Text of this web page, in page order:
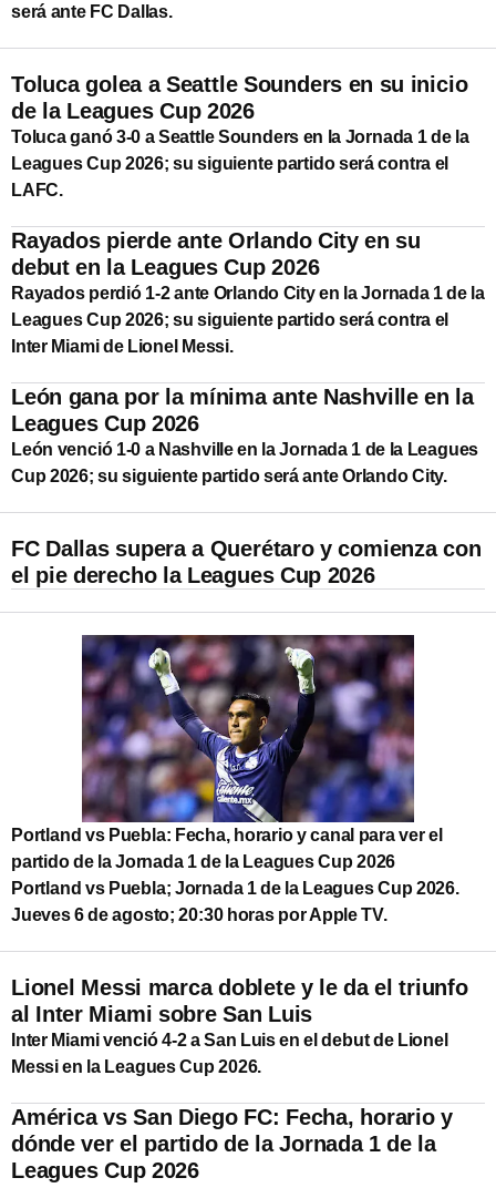
será ante FC Dallas.
Toluca golea a Seattle Sounders en su inicio
de la Leagues Cup 2026
Toluca ganó 3-0 a Seattle Sounders en la Jornada 1 de la
Leagues Cup 2026; su siguiente partido será contra el
LAFC.
Rayados pierde ante Orlando City en su
debut en la Leagues Cup 2026
Rayados perdió 1-2 ante Orlando City en la Jornada 1 de la
Leagues Cup 2026; su siguiente partido será contra el
Inter Miami de Lionel Messi.
León gana por la mínima ante Nashville en la
Leagues Cup 2026
León venció 1-0 a Nashville en la Jornada 1 de la Leagues
Cup 2026; su siguiente partido será ante Orlando City.
FC Dallas supera a Querétaro y comienza con
el pie derecho la Leagues Cup 2026
Portland vs Puebla: Fecha, horario y canal para ver el
partido de la Jornada 1 de la Leagues Cup 2026
Portland vs Puebla; Jornada 1 de la Leagues Cup 2026.
Jueves 6 de agosto; 20:30 horas por Apple TV.
Lionel Messi marca doblete y le da el triunfo
al Inter Miami sobre San Luis
Inter Miami venció 4-2 a San Luis en el debut de Lionel
Messi en la Leagues Cup 2026.
América vs San Diego FC: Fecha, horario y
dónde ver el partido de la Jornada 1 de la
Leagues Cup 2026